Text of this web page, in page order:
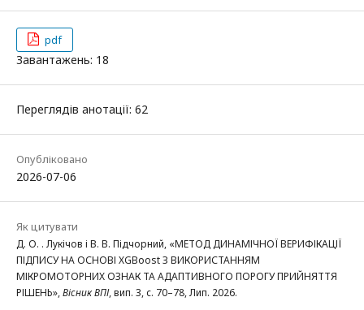
pdf
Завантажень: 18
Переглядів анотації: 62
Опубліковано
2026-07-06
Як цитувати
Д. О. . Лукічов і В. В. Підчорний, «МЕТОД ДИНАМІЧНОЇ ВЕРИФІКАЦІЇ
ПІДПИСУ НА ОСНОВІ XGBoost З ВИКОРИСТАННЯМ
МІКРОМОТОРНИХ ОЗНАК ТА АДАПТИВНОГО ПОРОГУ ПРИЙНЯТТЯ
РІШЕНЬ»,Вісник ВПІ, вип. 3, с. 70–78, Лип. 2026.